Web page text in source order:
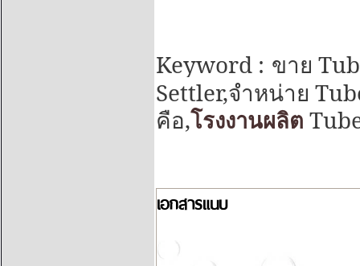
Keyword : ขาย
Settler,จำหน่าย
คือ,โรงงานผลิต
เอกสารแนบ